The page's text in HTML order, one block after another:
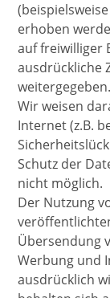
erhoben
auf freiwilliger
ausdrückliche
weitergegeben.
Wir weisen
Internet (z.B.
Schutz der
nicht möglich.
Der Nutzung
Übersendung
Werbung und
ausdrücklich